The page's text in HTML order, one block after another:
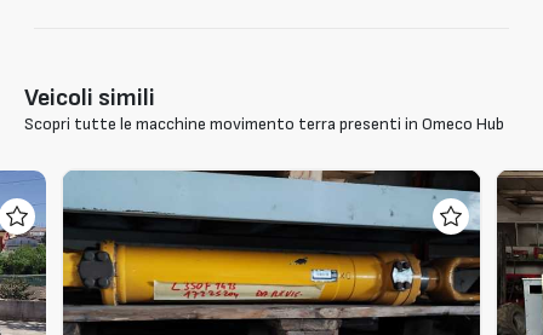
Veicoli simili
Scopri tutte le macchine movimento terra presenti in Omeco Hub